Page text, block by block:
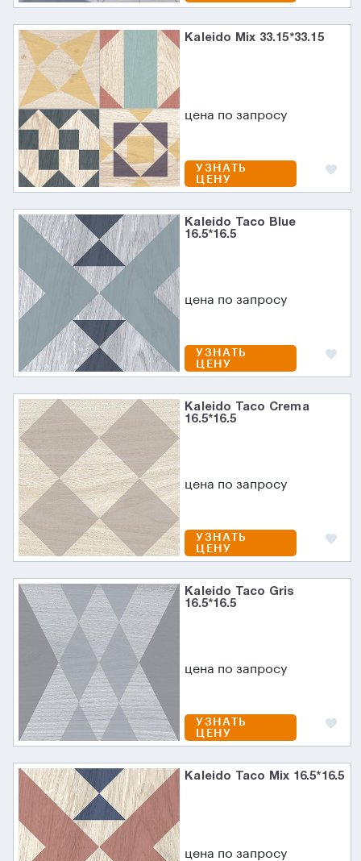
Kaleido Mix 33.15*33.15
цена по запросу
УЗНАТЬ
ЦЕНУ
Kaleido Taco Blue
16.5*16.5
цена по запросу
УЗНАТЬ
ЦЕНУ
Kaleido Taco Crema
16.5*16.5
цена по запросу
УЗНАТЬ
ЦЕНУ
Kaleido Taco Gris
16.5*16.5
цена по запросу
УЗНАТЬ
ЦЕНУ
Kaleido Taco Mix 16.5*16.5
цена по запросу